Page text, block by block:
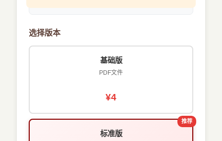
选择版本
基础版
PDF文件
¥4
推荐
标准版